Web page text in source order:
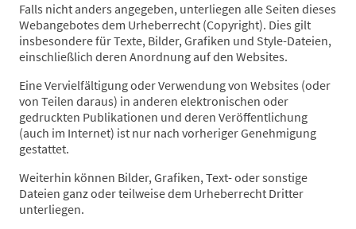
Falls nicht anders angegeben, unterliegen alle Seiten dieses
Webangebotes dem Urheberrecht (Copyright). Dies gilt
insbesondere für Texte, Bilder, Grafiken und Style-Dateien,
einschließlich deren Anordnung auf den Websites.
Eine Vervielfältigung oder Verwendung von Websites (oder
von Teilen daraus) in anderen elektronischen oder
gedruckten Publikationen und deren Veröffentlichung
(auch im Internet) ist nur nach vorheriger Genehmigung
gestattet.
Weiterhin können Bilder, Grafiken, Text- oder sonstige
Dateien ganz oder teilweise dem Urheberrecht Dritter
unterliegen.